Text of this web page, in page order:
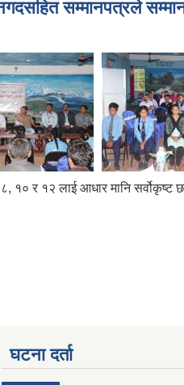
नगदसहित सम्मानपत्रले
१० र १२ लाई आधार मानि सर्वोकृष्ट
घटना दर्ता